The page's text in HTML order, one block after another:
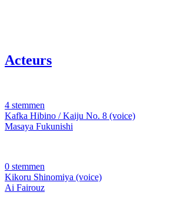
Acteurs
4 stemmen
Kafka Hibino / Kaiju No. 8 (voice)
Masaya Fukunishi
0 stemmen
Kikoru Shinomiya (voice)
Ai Fairouz